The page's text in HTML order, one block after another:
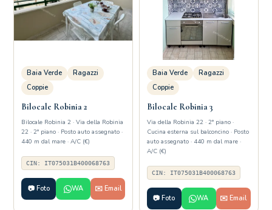
Baia Verde
Ragazzi
Coppie
Bilocale Robinia 2
Bilocale Robinia 2 · Via della Robinia
22 · 2° piano · Posto auto assegnato ·
440 m dal mare · A/C (€)
CIN: IT075031B400068763
📷 Foto WA ✉️ Email
Baia Verde
Ragazzi
Coppie
Bilocale Robinia 3
Via della Robinia 22 · 2° piano ·
Cucina esterna sul balconcino · Posto
auto assegnato · 440 m dal mare ·
A/C (€)
CIN: IT075031B400068763
📷 Foto WA ✉️ Email